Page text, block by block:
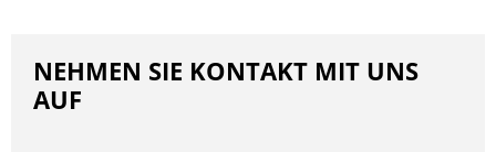
NEHMEN SIE KONTAKT MIT UNS
AUF